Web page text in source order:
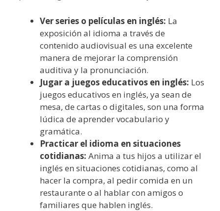
Ver series o películas en inglés: La
exposición al idioma a través de
contenido audiovisual es una excelente
manera de mejorar la comprensión
auditiva y la pronunciación.
Jugar a juegos educativos en inglés: Los
juegos educativos en inglés, ya sean de
mesa, de cartas o digitales, son una forma
lúdica de aprender vocabulario y
gramática.
Practicar el idioma en situaciones
cotidianas: Anima a tus hijos a utilizar el
inglés en situaciones cotidianas, como al
hacer la compra, al pedir comida en un
restaurante o al hablar con amigos o
familiares que hablen inglés.